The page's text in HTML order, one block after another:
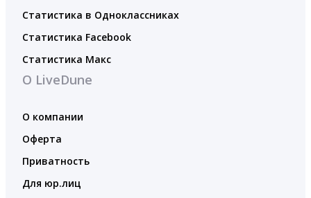
Статистика в Одноклассниках
Статистика Facebook
Статистика Макс
О LiveDune
О компании
Оферта
Приватность
Для юр.лиц